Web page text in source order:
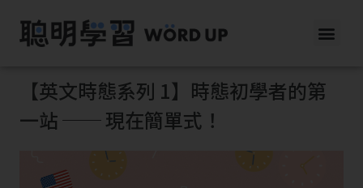
【英文時態系列 1】時態初學者的第
一站 ── 現在簡單式！